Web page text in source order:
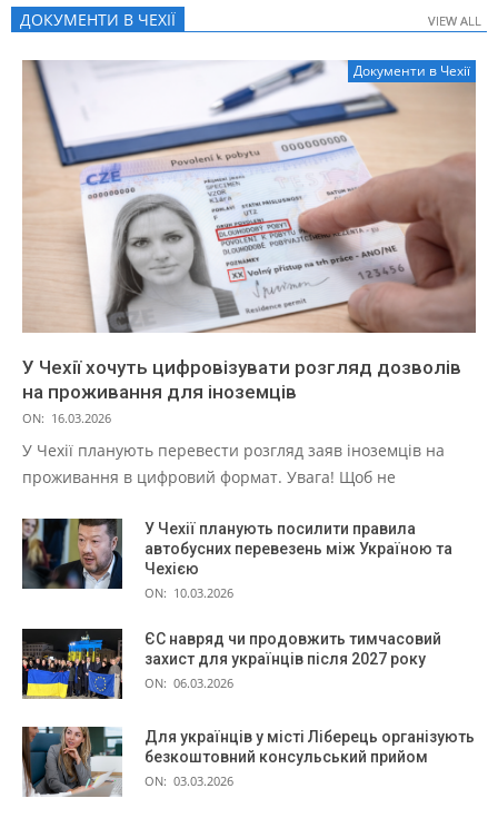
ДОКУМЕНТИ В ЧЕХІЇ VIEW ALL
Документи в Чехії
У Чехії хочуть цифровізувати розгляд дозволів
на проживання для іноземців
ON: 16.03.2026
У Чехії планують перевести розгляд заяв іноземців на
проживання в цифровий формат. Увага! Щоб не
У Чехії планують посилити правила
автобусних перевезень між Україною та
Чехією
ON: 10.03.2026
ЄС навряд чи продовжить тимчасовий
захист для українців після 2027 року
ON: 06.03.2026
Для українців у місті Ліберець організують
безкоштовний консульський прийом
ON: 03.03.2026
VIEW ALL